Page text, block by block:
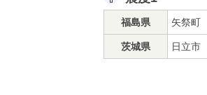
福島県 矢祭町
茨城県 日立市